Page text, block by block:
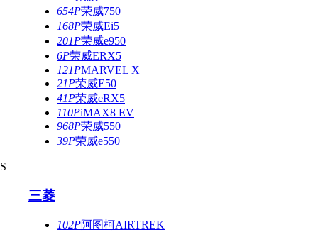
654P荣威750
168P荣威Ei5
201P荣威e950
6P荣威ERX5
121PMARVEL X
21P荣威E50
41P荣威eRX5
110PiMAX8 EV
968P荣威550
39P荣威e550
S
三菱
102P阿图柯AIRTREK